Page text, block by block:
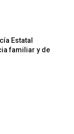
Estatal
familiar y de